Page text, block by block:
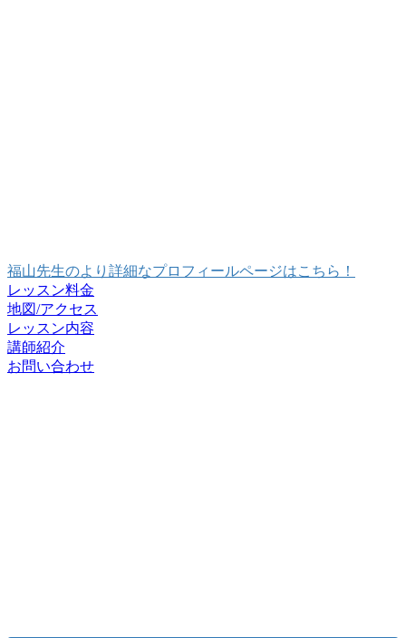
福山先生のより詳細なプロフィールページはこちら！
レッスン料金
地図/アクセス
レッスン内容
講師紹介
お問い合わせ